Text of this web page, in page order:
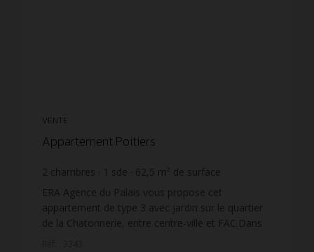
VENTE
Appartement Poitiers
2 chambres 1 sde 62,5 m² de surface
2 311,2 €
prix / m²
ERA Agence du Palais vous propose cet
appartement de type 3 avec jardin sur le quartier
de la Chatonnerie, entre centre-ville et FAC.Dans